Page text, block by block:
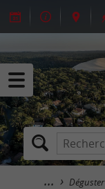
Déguster